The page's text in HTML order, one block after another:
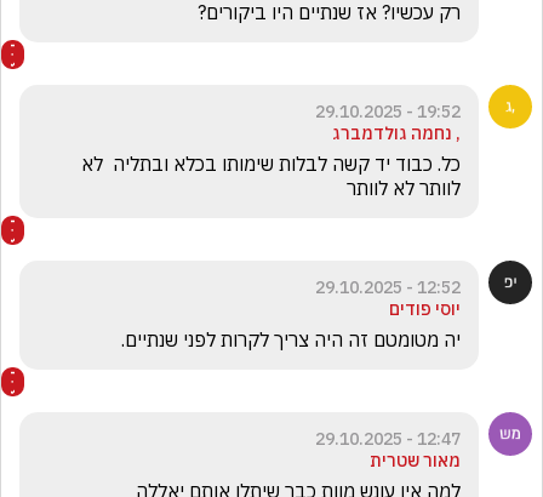
רק עכשיו? אז שנתיים היו ביקורים?
19:52 - 29.10.2025
, נחמה גולדמברג
לוותר לא לוותר
12:52 - 29.10.2025
יוסי פודים
יה מטומטם זה היה צריך לקרות לפני שנתיים.
12:47 - 29.10.2025
מאור שטרית